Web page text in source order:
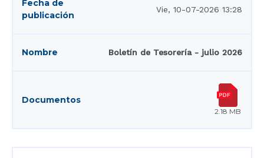
Vie, 10-07-2026 13:28
Boletín de Tesorería - julio 2026
2.18 MB